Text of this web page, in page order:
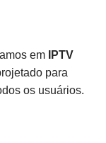
em
IPTV
para
os usuários.